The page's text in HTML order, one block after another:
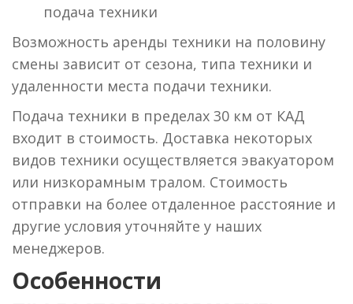
подача техники
Возможность аренды техники на половину
смены зависит от сезона, типа техники и
удаленности места подачи техники.
Подача техники в пределах 30 км от КАД
входит в стоимость. Доставка некоторых
видов техники осуществляется эвакуатором
или низкорамным тралом. Стоимость
отправки на более отдаленное расстояние и
другие условия уточняйте у наших
менеджеров.
Особенности